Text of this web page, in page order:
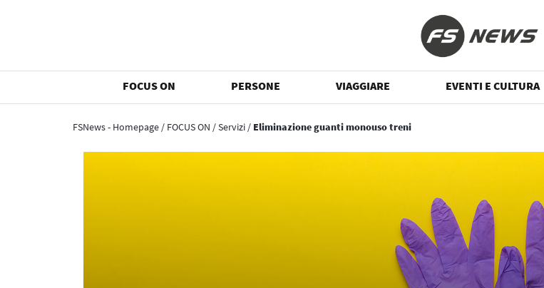
FOCUS ON PERSONE VIAGGIARE EVENTI E CULTURA
FSNews - Homepage / FOCUS ON /Servizi / Eliminazione guanti monouso treni